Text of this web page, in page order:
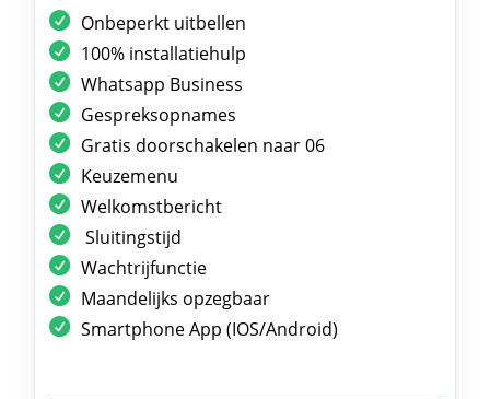
Onbeperkt uitbellen
100% installatiehulp
Whatsapp Business
Gespreksopnames
Gratis doorschakelen naar 06
Keuzemenu
Welkomstbericht
Sluitingstijd
Wachtrijfunctie
Maandelijks opzegbaar
Smartphone App (IOS/Android)